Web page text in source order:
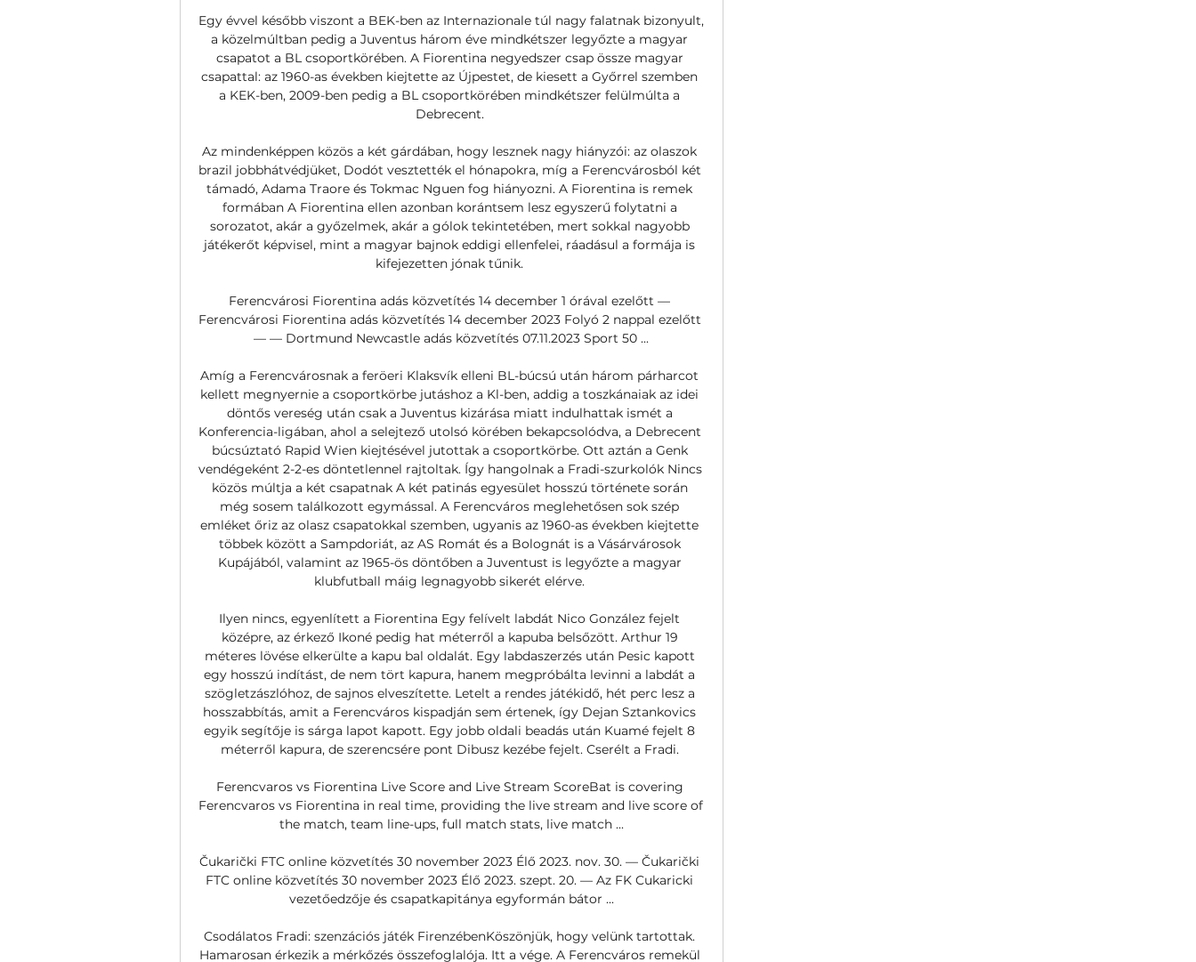
Egy évvel később viszont a BEK-ben az Internazionale túl nagy falatnak bizonyult,
a közelmúltban pedig a Juventus három éve mindkétszer legyőzte a magyar
csapatot a BL csoportkörében. A Fiorentina negyedszer csap össze magyar
csapattal: az 1960-as években kiejtette az Újpestet, de kiesett a Győrrel szemben
a KEK-ben, 2009-ben pedig a BL csoportkörében mindkétszer felülmúlta a
Debrecent.
Az mindenképpen közös a két gárdában, hogy lesznek nagy hiányzói: az olaszok
brazil jobbhátvédjüket, Dodót vesztették el hónapokra, míg a Ferencvárosból két
támadó, Adama Traore és Tokmac Nguen fog hiányozni. A Fiorentina is remek
formában A Fiorentina ellen azonban korántsem lesz egyszerű folytatni a
sorozatot, akár a győzelmek, akár a gólok tekintetében, mert sokkal nagyobb
játékerőt képvisel, mint a magyar bajnok eddigi ellenfelei, ráadásul a formája is
kifejezetten jónak tűnik.
Ferencvárosi Fiorentina adás közvetítés 14 december 1 órával ezelőtt —
Ferencvárosi Fiorentina adás közvetítés 14 december 2023 Folyó 2 nappal ezelőtt
— — Dortmund Newcastle adás közvetítés 07.11.2023 Sport 50 ...
Amíg a Ferencvárosnak a feröeri Klaksvík elleni BL-búcsú után három párharcot
kellett megnyernie a csoportkörbe jutáshoz a Kl-ben, addig a toszkánaiak az idei
döntős vereség után csak a Juventus kizárása miatt indulhattak ismét a
Konferencia-ligában, ahol a selejtező utolsó körében bekapcsolódva, a Debrecent
búcsúztató Rapid Wien kiejtésével jutottak a csoportkörbe. Ott aztán a Genk
vendégeként 2-2-es döntetlennel rajtoltak. Így hangolnak a Fradi-szurkolók Nincs
közös múltja a két csapatnak A két patinás egyesület hosszú története során
még sosem találkozott egymással. A Ferencváros meglehetősen sok szép
emléket őriz az olasz csapatokkal szemben, ugyanis az 1960-as években kiejtette
többek között a Sampdoriát, az AS Romát és a Bolognát is a Vásárvárosok
Kupájából, valamint az 1965-ös döntőben a Juventust is legyőzte a magyar
klubfutball máig legnagyobb sikerét elérve.
Ilyen nincs, egyenlített a Fiorentina Egy felívelt labdát Nico González fejelt
középre, az érkező Ikoné pedig hat méterről a kapuba belsőzött. Arthur 19
méteres lövése elkerülte a kapu bal oldalát. Egy labdaszerzés után Pesic kapott
egy hosszú indítást, de nem tört kapura, hanem megpróbálta levinni a labdát a
szögletzászlóhoz, de sajnos elveszítette. Letelt a rendes játékidő, hét perc lesz a
hosszabbítás, amit a Ferencváros kispadján sem értenek, így Dejan Sztankovics
egyik segítője is sárga lapot kapott. Egy jobb oldali beadás után Kuamé fejelt 8
méterről kapura, de szerencsére pont Dibusz kezébe fejelt. Cserélt a Fradi.
Ferencvaros vs Fiorentina Live Score and Live Stream ScoreBat is covering
Ferencvaros vs Fiorentina in real time, providing the live stream and live score of
the match, team line-ups, full match stats, live match ...
Čukarički FTC online közvetítés 30 november 2023 Élő 2023. nov. 30. — Čukarički
FTC online közvetítés 30 november 2023 Élő 2023. szept. 20. — Az FK Cukaricki
vezetőedzője és csapatkapitánya egyformán bátor ...
Csodálatos Fradi: szenzációs játék FirenzébenKöszönjük, hogy velünk tartottak.
Hamarosan érkezik a mérkőzés összefoglalója. Itt a vége. A Ferencváros remekül